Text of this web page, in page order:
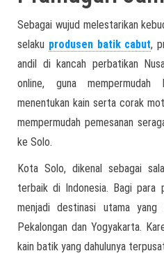
Sebagai wujud melestarikan
selaku produsen batik cabut,
andil di kancah perbatikan
online, guna
menentukan kain serta corak
mempermudah pemesanan
ke Solo.
Kota Solo, dikenal sebagai
terbaik di Indonesia. Bagi
menjadi destinasi utama
Pekalongan dan Yogyakarta.
kain batik yang dahulunya